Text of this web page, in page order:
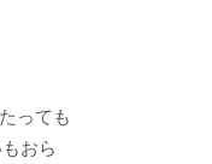
っても
おら